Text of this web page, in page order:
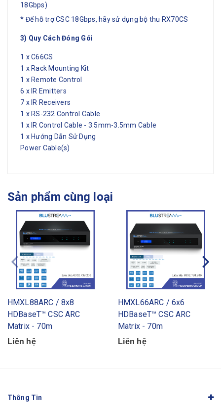
18Gbps)
* Để hỗ trợ CSC 18Gbps, hãy sử dụng bộ thu RX70CS
3) Quy Cách Đóng Gói
1 x C66CS
1 x Rack Mounting Kit
1 x Remote Control
6 x IR Emitters
7 x IR Receivers
1 x RS-232 Control Cable
1 x IR Control Cable - 3.5mm-3.5mm Cable
1 x Hướng Dẫn Sử Dụng
Power Cable(s)
Sản phẩm cùng loại
HMXL88ARC / 8x8
HDBaseT™ CSC ARC
Matrix - 70m
Liên hệ
HMXL66ARC / 6x6
HDBaseT™ CSC ARC
Matrix - 70m
Liên hệ
Thông Tin